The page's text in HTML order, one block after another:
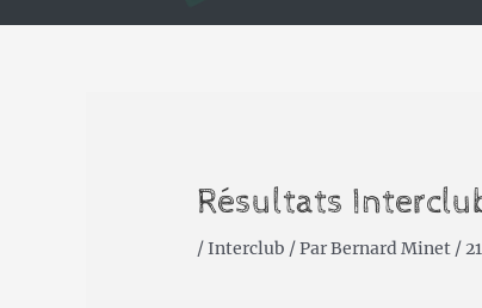
Résultats
/Interclub / ParBernard Minet /